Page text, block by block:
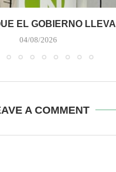
EL GOBIERNO
04/08/2026
A COMMENT